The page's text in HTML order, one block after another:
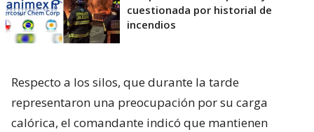
cuestionada por historial de
incendios
Respecto a los silos, que durante la tarde
representaron una preocupación por su carga
calórica, el comandante indicó que mantienen